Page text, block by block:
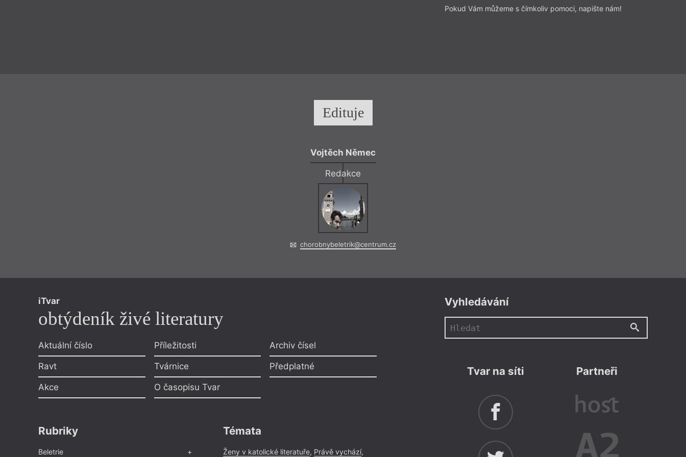
Pokud Vám můžeme s čímkoliv pomoci, napište nám!
Edituje
Vojtěch Němec
Redakce
chorobnybeletrik@centrum.cz
iTvar
obtýdeník živé literatury
Aktuální číslo
Ravt
Akce
Příležitosti
Tvárnice
O časopisu Tvar
Archiv čísel
Předplatné
Rubriky
Beletrie
Témata
Ženy v katolické literatuře, Právě vychází,
Vyhledávání
Tvar na síti Partneři